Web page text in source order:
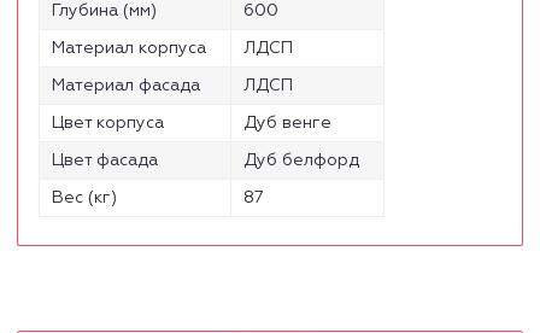
Глубина (мм) 600
Материал корпуса ЛДСП
Материал фасада ЛДСП
Цвет корпуса Дуб венге
Цвет фасада Дуб белфорд
Вес (кг) 87